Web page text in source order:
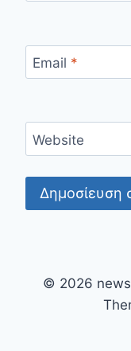
Email *
Website
© 2026